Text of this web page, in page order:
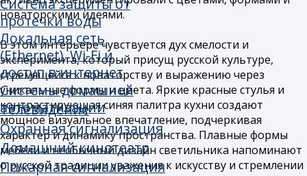
Система оповещения о пожаре
и управление эвакуацией
Система солнцезащиты
Водоподготовка
Кухня
Квартира
Дом
Офис
Столовая
Гостиная
Спальня
Кладовая
Детская
Игровая
Кабинет
Домашний кинотеатр
новаторскими идеями.
В этом интерьере чувствуется дух смелости и
эксперимента, который присущ русской культуре,
стремящейся к новаторству и выражению через
уникальные формы и цвета. Яркие красные стулья и
контрастирующая синяя палитра кухни создают
мощное визуальное впечатление, подчеркивая
характер и динамику пространства. Плавные формы
мебели и необычный дизайн светильника напоминают
о русской традиции уважения к искусству и стремлении